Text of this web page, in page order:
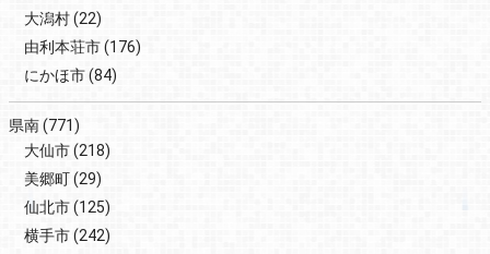
大潟村(22)
由利本荘市(176)
にかほ市(84)
県南(771)
大仙市(218)
美郷町(29)
仙北市(125)
横手市(242)